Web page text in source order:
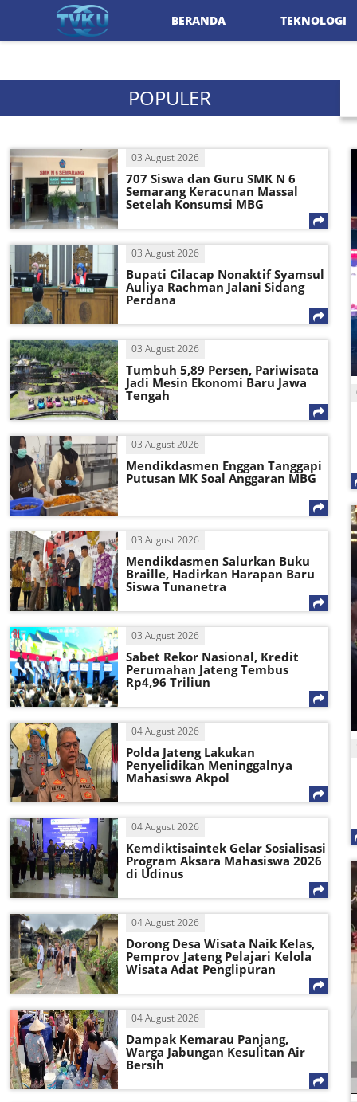
BERANDA TEKNOLOGI
POPULER
03 August 2026
707 Siswa dan Guru SMK N 6
Semarang Keracunan Massal
Setelah Konsumsi MBG
03 August 2026
Bupati Cilacap Nonaktif Syamsul
Auliya Rachman Jalani Sidang
Perdana
03 August 2026
Tumbuh 5,89 Persen, Pariwisata
Jadi Mesin Ekonomi Baru Jawa
Tengah
03 August 2026
Mendikdasmen Enggan Tanggapi
Putusan MK Soal Anggaran MBG
03 August 2026
Mendikdasmen Salurkan Buku
Braille, Hadirkan Harapan Baru
Siswa Tunanetra
03 August 2026
Sabet Rekor Nasional, Kredit
Perumahan Jateng Tembus
Rp4,96 Triliun
04 August 2026
Polda Jateng Lakukan
Penyelidikan Meninggalnya
Mahasiswa Akpol
04 August 2026
Kemdiktisaintek Gelar Sosialisasi
Program Aksara Mahasiswa 2026
di Udinus
04 August 2026
Dorong Desa Wisata Naik Kelas,
Pemprov Jateng Pelajari Kelola
Wisata Adat Penglipuran
04 August 2026
Dampak Kemarau Panjang,
Warga Jabungan Kesulitan Air
Bersih